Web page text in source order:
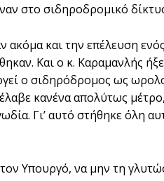
στο σιδηροδρομικό
ακόμα και την επέλευση
Και ο κ. Καραμανλής
ο σιδηρόδρομος ως
κανένα απολύτως
Γι’ αυτό στήθηκε όλη
Υπουργό, να μην τη